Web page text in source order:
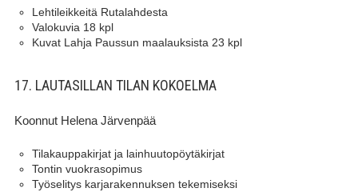
Lehtileikkeitä Rutalahdesta
Valokuvia 18 kpl
Kuvat Lahja Paussun maalauksista 23 kpl
17. LAUTASILLAN TILAN KOKOELMA
Koonnut Helena Järvenpää
Tilakauppakirjat ja lainhuutopöytäkirjat
Tontin vuokrasopimus
Työselitys karjarakennuksen tekemiseksi